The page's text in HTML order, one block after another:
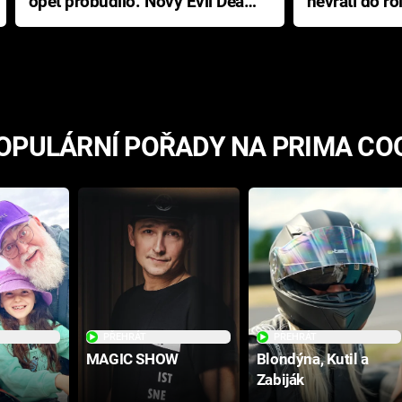
přichází s neodolatelnou
Ameriky
POŘADY NA PRIMA
MAGIC SHOW
Blondýna, Kutil a
Zabiják